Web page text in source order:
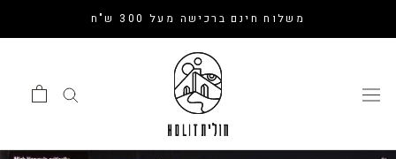
משלוח חינם ברכישה מעל 300 ש"ח